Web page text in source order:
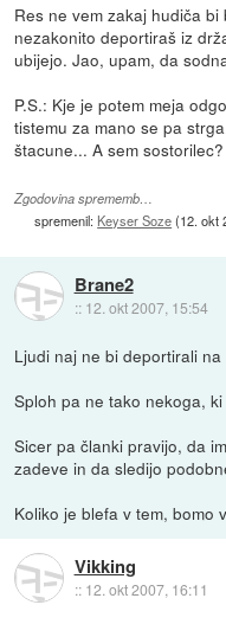
Res ne vem zakaj hudiča
nezakonito deportiraš iz
ubijejo. Jao, upam, da
P.S.: Kje je potem meja
tistemu za mano se pa
štacune... A sem
Zgodovina sprememb…
spremenil: Keyser Soze(12. okt
Brane2
:: 12. okt 2007, 15:54
Ljudi naj ne bi deportirali
Sploh pa ne tako nekoga,
Sicer pa članki pravijo, da
zadeve in da sledijo
Koliko je blefa v tem, bomo
Vikking
:: 12. okt 2007, 16:11